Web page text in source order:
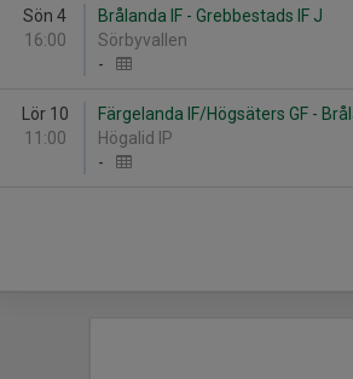
Sön 4
16:00
Brålanda IF - Grebbestads IF J
Sörbyvallen
-
Lör 10
11:00
Färgelanda IF/Högsäters GF -
Högalid IP
-